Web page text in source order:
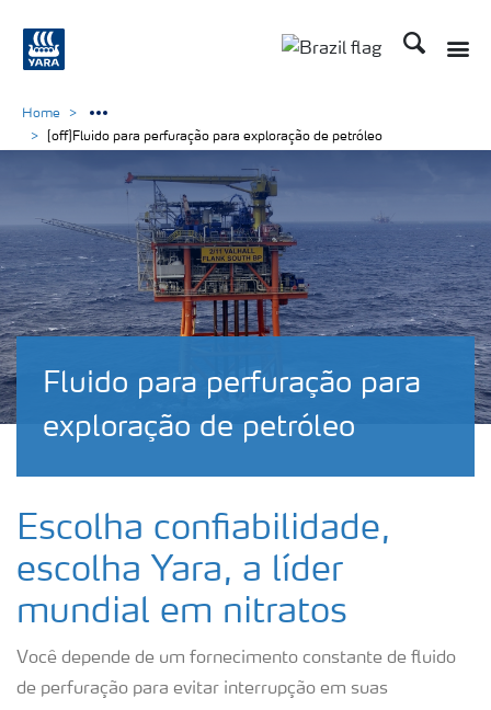
Busca
Fluido para perfuração para
exploração de petróleo
Home
[off]Fluido para perfuração para exploração de petróleo
Escolha confiabilidade,
escolha Yara, a líder
mundial em nitratos
Você depende de um fornecimento constante de fluido
de perfuração para evitar interrupção em suas